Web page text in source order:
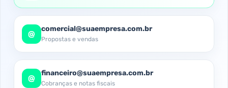
@
comercial@suaempresa.com.br
Propostas e vendas
@
financeiro@suaempresa.com.br
Cobranças e notas fiscais